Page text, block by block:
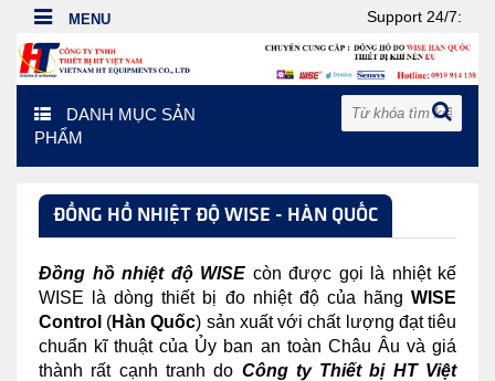
Support 24/7:
DANH MỤC SẢN
PHẨM
ĐỒNG HỒ NHIỆT ĐỘ WISE - HÀN QUỐC
Đồng hồ nhiệt độ WISE còn được gọi là nhiệt kế
WISE là dòng thiết bị đo nhiệt độ của hãng WISE
Control (Hàn Quốc) sản xuất với chất lượng đạt tiêu
chuẩn kĩ thuật của Ủy ban an toàn Châu Âu và giá
thành rất cạnh tranh do Công ty Thiết bị HT Việt